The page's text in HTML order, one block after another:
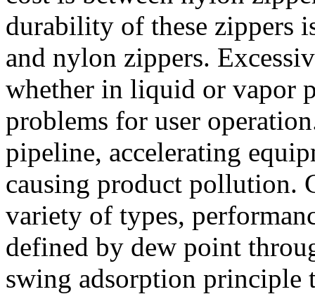
durability of these zippers
and nylon zippers.
whether in liquid or vapor
problems for user
pipeline, accelerating
causing product pollution.
variety of types,
defined by dew point
swing adsorption principle